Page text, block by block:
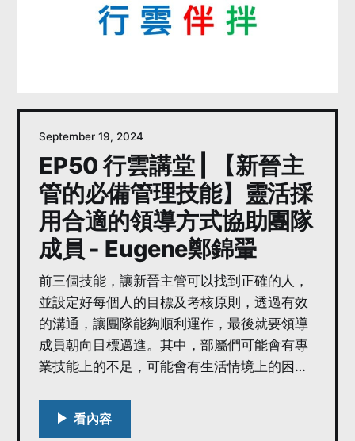
EP50 行雲講堂 | 【新晉主
管的必備管理技能】靈活採
用合適的領導方式協助團隊
成員 - Eugene鄭錦翬
前三個技能，讓新晉主管可以找到正確的人，
並設定好每個人的目標及考核原則，透過有效
的溝通，讓團隊能夠順利運作，最後就要領導
成員朝向目標邁進。其中，部屬們可能會有專
業技能上的不足，可能會有生活情境上的困
充份授權來引導成員取得佳績。 優駿企管顧問
September 19, 2024